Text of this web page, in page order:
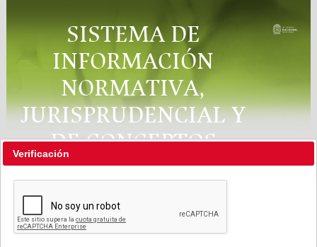
SISTEMA DE
INFORMACIÓN
NORMATIVA,
JURISPRUDENCIAL Y
DE CONCEPTOS
"RÉGIMEN LEGAL"
Verificación